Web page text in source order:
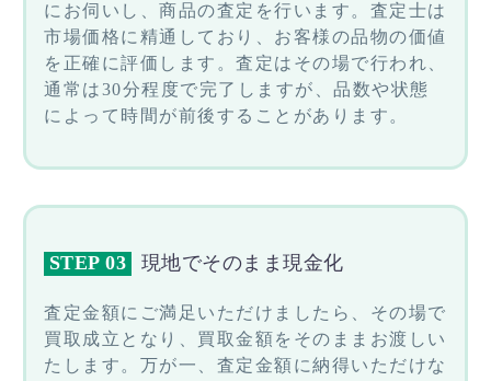
にお伺いし、商品の査定を行います。査定士は
市場価格に精通しており、お客様の品物の価値
を正確に評価します。査定はその場で行われ、
通常は30分程度で完了しますが、品数や状態
によって時間が前後することがあります。
STEP 03 現地でそのまま現金化
査定金額にご満足いただけましたら、その場で
買取成立となり、買取金額をそのままお渡しい
たします。万が一、査定金額に納得いただけな